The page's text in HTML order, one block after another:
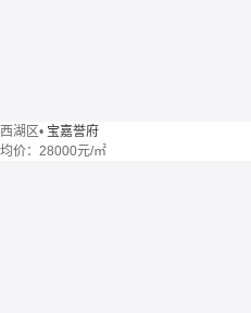
西湖区• 宝嘉誉府
均价： 28000元/㎡